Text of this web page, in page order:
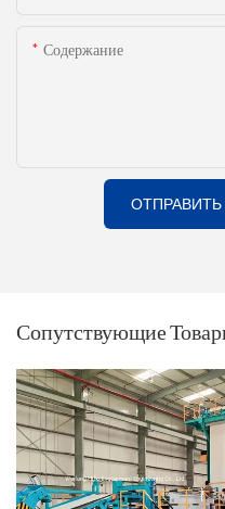
Содержание
Сопутствующие